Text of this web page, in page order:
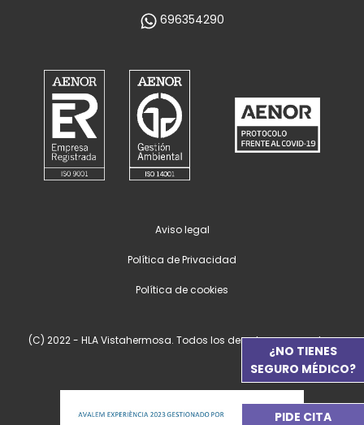
696354290
(C) 2022 - HLA Vistahermosa. Todos los derechos reservados.
Aviso legal
Política de Privacidad
Política de cookies
¿NO TIENES
SEGURO MÉDICO?
PIDE CITA